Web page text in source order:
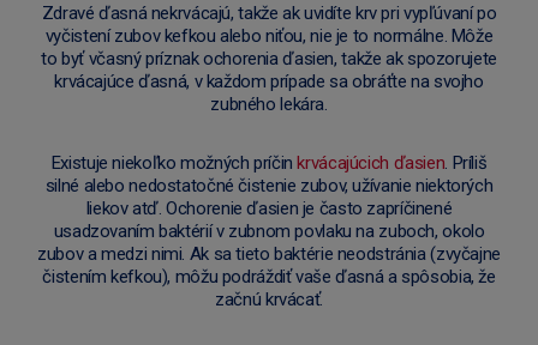
Zdravé ďasná nekrvácajú, takže ak uvidíte krv pri vypľúvaní po
vyčistení zubov kefkou alebo niťou, nie je to normálne. Môže
to byť včasný príznak ochorenia ďasien, takže ak spozorujete
krvácajúce ďasná, v každom prípade sa obráťte na svojho
zubného lekára.
Existuje niekoľko možných príčinkrvácajúcich ďasien. Príliš
silné alebo nedostatočné čistenie zubov, užívanie niektorých
liekov atď. Ochorenie ďasien je často zapríčinené
usadzovaním baktérií v zubnom povlaku na zuboch, okolo
zubov a medzi nimi. Ak sa tieto baktérie neodstránia (zvyčajne
čistením kefkou), môžu podráždiť vaše ďasná a spôsobia, že
začnú krvácať.